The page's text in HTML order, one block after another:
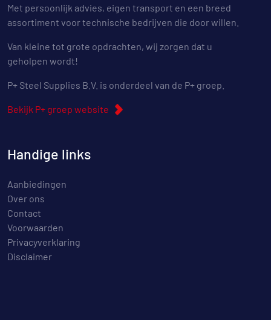
Met persoonlijk advies, eigen transport en een breed
assortiment voor technische bedrijven die door willen.
Van kleine tot grote opdrachten, wij zorgen dat u
geholpen wordt!
P+ Steel Supplies B.V. is onderdeel van de P+ groep.
Bekijk P+ groep website
Handige links
Aanbiedingen
Over ons
Contact
Voorwaarden
Privacyverklaring
Disclaimer